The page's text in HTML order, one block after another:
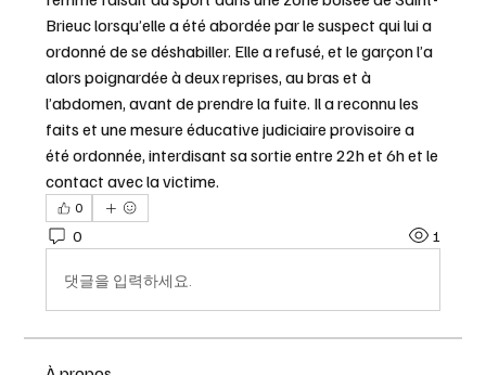
Brieuc lorsqu’elle a été abordée par le suspect qui lui a
ordonné de se déshabiller. Elle a refusé, et le garçon l’a
alors poignardée à deux reprises, au bras et à
l’abdomen, avant de prendre la fuite. Il a reconnu les
faits et une mesure éducative judiciaire provisoire a
été ordonnée, interdisant sa sortie entre 22h et 6h et le
contact avec la victime.
0
0 1
댓글을 입력하세요.